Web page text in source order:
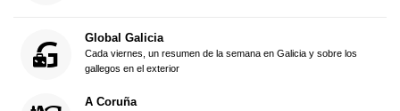
Global Galicia
Cada viernes, un resumen de la semana en Galicia y sobre los
gallegos en el exterior
A Coruña